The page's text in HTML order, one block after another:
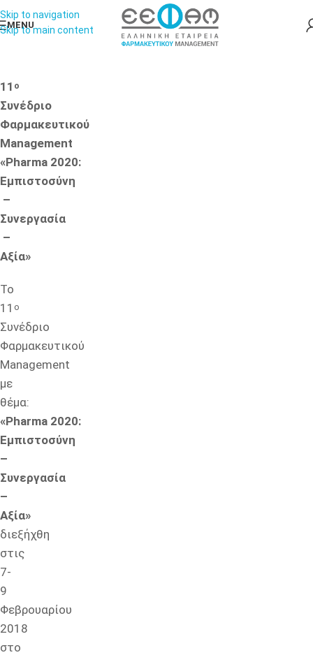
Skip to navigation
Skip to main content
MENU
11 ο
Συνέδριο
Φαρμακευτικού
Management
«Pharma 2020:
Εμπιστοσύνη
–
Συνεργασία
–
Αξία»
Το
11 ο
Συνέδριο
Φαρμακευτικού
Management
με
θέμα:
«Pharma 2020:
Εμπιστοσύνη
–
Συνεργασία
–
Αξία»
διεξήχθη
στις
7-
9
Φεβρουαρίου
2018
στο